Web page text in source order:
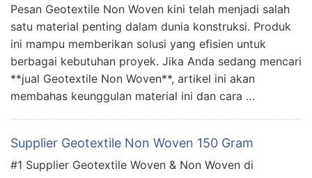
Pesan Geotextile Non Woven kini telah menjadi salah
satu material penting dalam dunia konstruksi. Produk
ini mampu memberikan solusi yang efisien untuk
berbagai kebutuhan proyek. Jika Anda sedang mencari
**jual Geotextile Non Woven**, artikel ini akan
membahas keunggulan material ini dan cara …
Supplier Geotextile Non Woven 150 Gram
#1 Supplier Geotextile Woven & Non Woven di